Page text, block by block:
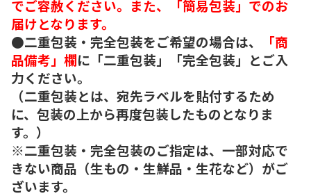
でご容赦ください。また、「簡易包装」でのお
届けとなります。
●二重包装・完全包装をご希望の場合は、
「商
品備考」欄に「二重包装」「完全包装」とご入
力ください。
（二重包装とは、宛先ラベルを貼付するため
に、包装の上から再度包装したものとなりま
す。）
※二重包装・完全包装のご指定は、一部対応で
きない商品（生もの・生鮮品・生花など）がご
ざいます。